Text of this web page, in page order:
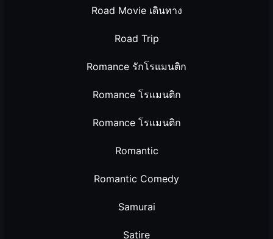
Road Movie เดินทาง
Road Trip
Romance รักโรแมนติก
Romance โรแมนติก
Romance โรแมนติก
Romantic
Romantic Comedy
Samurai
Satire